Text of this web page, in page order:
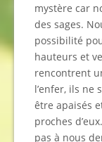
mystère car
des sages.
possibilité
hauteurs et
rencontrent
l’enfer, ils ne
être apaisés
proches
pas à nous